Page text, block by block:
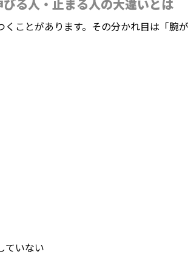
る人・止まる人の大違いとは
くことがあります。その分かれ目は「腕
ていない